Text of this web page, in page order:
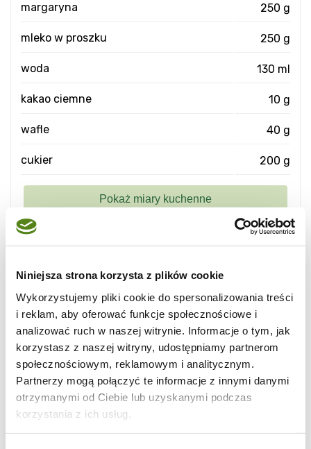
Niniejsza strona korzysta z plików cookie
Wykorzystujemy pliki cookie do spersonalizowania treści
i reklam, aby oferować funkcje społecznościowe i
analizować ruch w naszej witrynie. Informacje o tym, jak
korzystasz z naszej witryny, udostępniamy partnerom
społecznościowym, reklamowym i analitycznym.
Partnerzy mogą połączyć te informacje z innymi danymi
otrzymanymi od Ciebie lub uzyskanymi podczas
korzystania z ich usług.
wielką popularnością i szybko znikały z
talerza. Dlatego też warto od razu zrobić
podwójną porcję :-)
Składniki:
margaryna 250 g
mleko w proszku 250 g
woda 130 ml
kakao ciemne 10 g
wafle 40 g
cukier 200 g